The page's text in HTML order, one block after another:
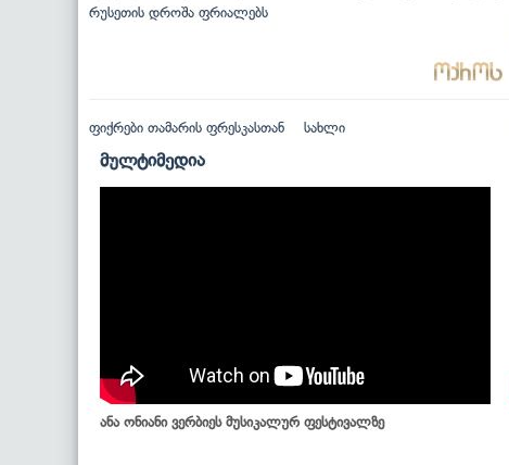
რუსეთის დროშა ფრიალებს
ფიქრები თამარის ფრესკასთან სახლი
მულტიმედია
ანა ონიანი ვერბიეს მუსიკალურ ფესტივალზე